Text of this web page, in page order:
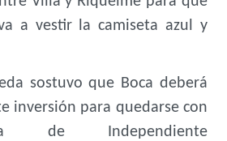
a vestir la camiseta azul y
sostuvo que Boca deberá
inversión para quedarse con
de Independiente